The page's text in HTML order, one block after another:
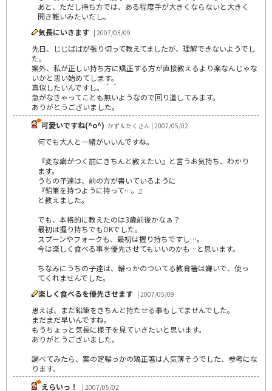
あと、ただし持ち方では、ある程度手が大きくならないと大きく
開き難いみたいだし。
気長にいきます | 2007/05/09
先日、じじばばが張り切って教えてましたが、理解できないようでし
た。
案外、私が正しい持ち方に矯正する方が直接教えるより楽なんじゃな
いかと思い始めてします。
真似したいんですし。＾＾
急がなきゃってことも無いようなので回り道してみます。
ありがとうございました。
可愛いですね(^o^) かず＆たくさん | 2007/05/02
何でも大人と一緒がいいんですね。
『変な癖がつく前にきちんと教えたい』と言うお気持ち、わかり
ます。
うちの子達は、前の方が書いているように
『鉛筆を持つように持って…。』
と教えました。
でも、本格的に教えたのは3歳前後かなぁ？
最初は握り持ちでもOKでした。
スプーンやフォークも、最初は握り持ちですし…。
今は楽しく食べる事を優先させてもいいのかも…と思います。
ちなみにうちの子達は、輪っかのついてる教育箸は嫌いで、使っ
てくれませんでした。
楽しく食べるを優先させます | 2007/05/09
思えば、まだ鉛筆をきちんと持たせる事もしてませんでした。
まだまだ早いんですね。
もうちょっと気長に様子を見ていきたいと思います。
ありがとうございました。
調べてみたら、案の定輪っかの矯正箸は人気薄そうでした、参考にな
ります。
えらいっ！
| 2007/05/02